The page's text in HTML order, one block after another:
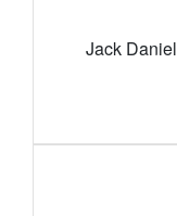
Jack